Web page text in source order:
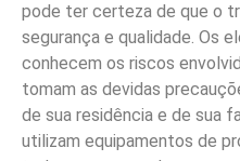
pode ter certeza de que o
segurança e qualidade. Os
conhecem os riscos
tomam as devidas
de sua residência e de sua
utilizam equipamentos de